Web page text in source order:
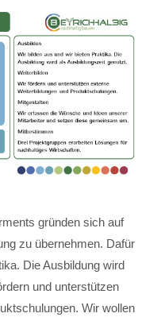
gründen sich auf
zu übernehmen. Dafür
Die Ausbildung wird
und unterstützen
Wir wollen